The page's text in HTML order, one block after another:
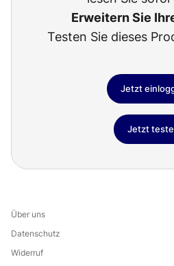
Erweitern Sie
Testen Sie dieses
Jetzt
Jetzt
Über uns
Datenschutz
Widerruf